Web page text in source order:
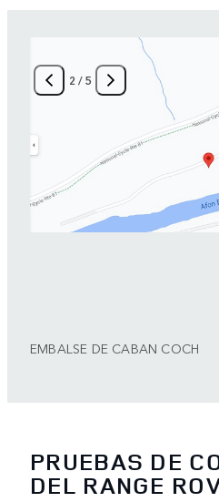
2 /5
EMBALSE DE CABAN COCH
PRUEBAS DE
DEL RANGE